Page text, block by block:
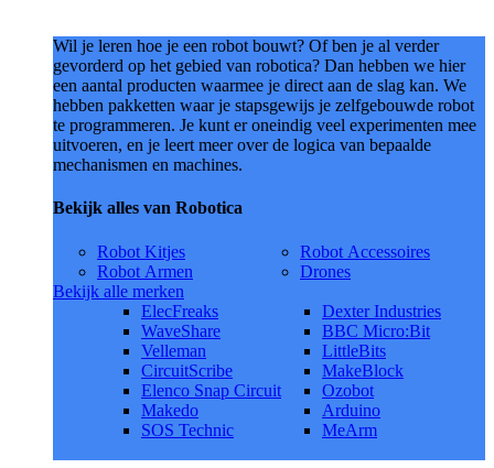
Wil je leren hoe je een robot bouwt? Of ben je al verder
gevorderd op het gebied van robotica? Dan hebben we hier
een aantal producten waarmee je direct aan de slag kan. We
hebben pakketten waar je stapsgewijs je zelfgebouwde robot
te programmeren. Je kunt er oneindig veel experimenten mee
uitvoeren, en je leert meer over de logica van bepaalde
mechanismen en machines.
Bekijk alles van Robotica
Robot Kitjes
Robot Armen
Robot Accessoires
Drones
Bekijk alle merken
ElecFreaks
WaveShare
Velleman
CircuitScribe
Elenco Snap Circuit
Makedo
SOS Technic
Dexter Industries
BBC Micro:Bit
LittleBits
MakeBlock
Ozobot
Arduino
MeArm